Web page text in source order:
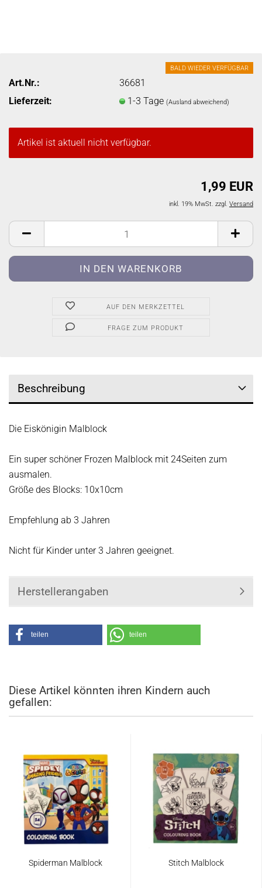
BALD WIEDER VERFÜGBAR
Art.Nr.:
36681
Lieferzeit:
1-3 Tage(Ausland abweichend)
Artikel ist aktuell nicht verfügbar.
1,99 EUR
inkl. 19% MwSt. zzgl. Versand
AUF DEN MERKZETTEL
FRAGE ZUM PRODUKT
Beschreibung
Die Eiskönigin Malblock
Ein super schöner Frozen Malblock mit 24Seiten zum
ausmalen.
Größe des Blocks: 10x10cm
Empfehlung ab 3 Jahren
Nicht für Kinder unter 3 Jahren geeignet.
Herstellerangaben
teilen teilen
Diese Artikel könnten ihren Kindern auch
gefallen:
Spiderman Malblock Stitch Malblock